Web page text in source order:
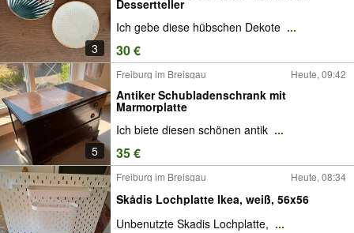
3
Dessertteller
Ich gebe diese hübschen Dekote ...
30 €
5
Freiburg im Breisgau Heute, 09:42
Antiker Schubladenschrank mit
Marmorplatte
Ich biete diesen schönen antik ...
35 €
Freiburg im Breisgau Heute, 08:34
Skådis Lochplatte Ikea, weiß, 56x56
Unbenutzte Skadis Lochplatte, ...